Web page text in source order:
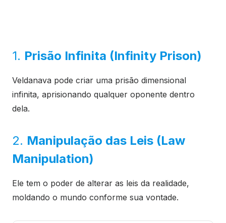
1. Prisão Infinita (Infinity Prison)
Veldanava pode criar uma prisão dimensional
infinita, aprisionando qualquer oponente dentro
dela.
2. Manipulação das Leis (Law
Manipulation)
Ele tem o poder de alterar as leis da realidade,
moldando o mundo conforme sua vontade.